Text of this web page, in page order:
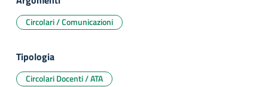
Circolari / Comunicazioni
Tipologia
Circolari Docenti / ATA